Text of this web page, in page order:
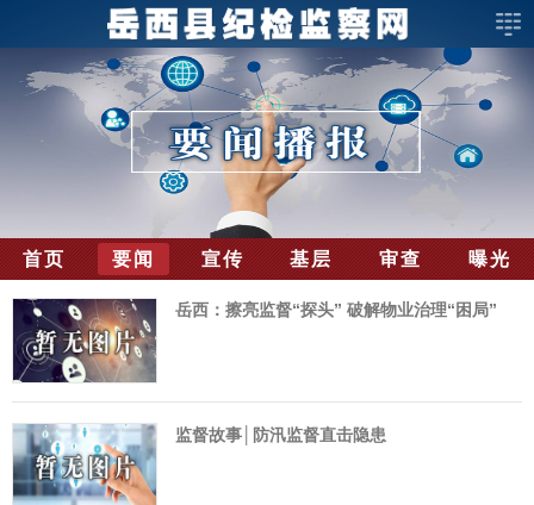
首页 要闻 宣传 基层 审查 曝光
岳西：擦亮监督“探头” 破解物业治理“困局”
监督故事│防汛监督直击隐患